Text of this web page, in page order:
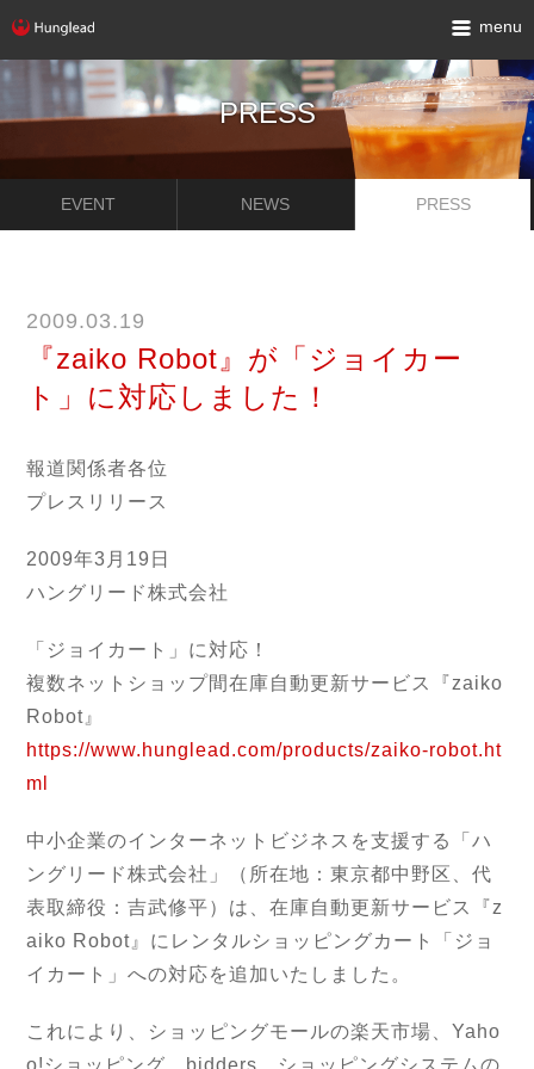
menu
PRESS
EVENT NEWS PRESS
2009.03.19
『zaiko Robot』が「ジョイカー
ト」に対応しました！
報道関係者各位
プレスリリース
2009年3月19日
ハングリード株式会社
「ジョイカート」に対応！
複数ネットショップ間在庫自動更新サービス『zaiko
Robot』
https://www.hunglead.com/products/zaiko-robot.ht
ml
中小企業のインターネットビジネスを支援する「ハ
ングリード株式会社」（所在地：東京都中野区、代
表取締役：吉武修平）は、在庫自動更新サービス『z
aiko Robot』にレンタルショッピングカート「ジョ
イカート」への対応を追加いたしました。
これにより、ショッピングモールの楽天市場、Yaho
o!ショッピング、bidders、ショッピングシステムの